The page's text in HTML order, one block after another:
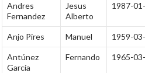
Andres
Fernandez
Jesus
Alberto
1987-
Anjo Pires Manuel 1959-
Antúnez
García
Fernando 1965-